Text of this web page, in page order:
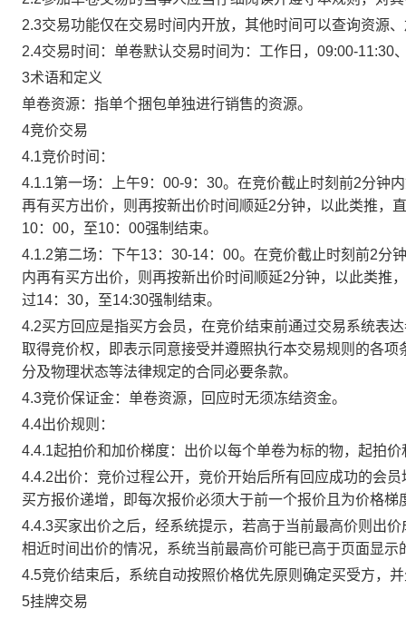
2.3交易功能仅在交易时间内开放，其他时间可以查询资源
2.4交易时间：单卷默认交易时间为：工作日，09:00-11:30
3术语和定义
单卷资源：指单个捆包单独进行销售的资源。
4竞价交易
4.1竞价时间：
4.1.1第一场：上午9：00-9：30。在竞价截止时刻前2分钟
再有买方出价，则再按新出价时间顺延2分钟，以此类推，
10：00，至10：00强制结束。
4.1.2第二场：下午13：30-14：00。在竞价截止时刻前2分
内再有买方出价，则再按新出价时间顺延2分钟，以此类推
过14：30，至14:30强制结束。
4.2买方回应是指买方会员，在竞价结束前通过交易系统表
取得竞价权，即表示同意接受并遵照执行本交易规则的各
分及物理状态等法律规定的合同必要条款。
4.3竞价保证金：单卷资源，回应时无须冻结资金。
4.4出价规则：
4.4.1起拍价和加价梯度：出价以每个单卷为标的物，起拍
4.4.2出价：竞价过程公开，竞价开始后所有回应成功的会
买方报价递增，即每次报价必须大于前一个报价且为价格
4.4.3买家出价之后，经系统提示，若高于当前最高价则出
相近时间出价的情况，系统当前最高价可能已高于页面显示
4.5竞价结束后，系统自动按照价格优先原则确定买受方，
5挂牌交易